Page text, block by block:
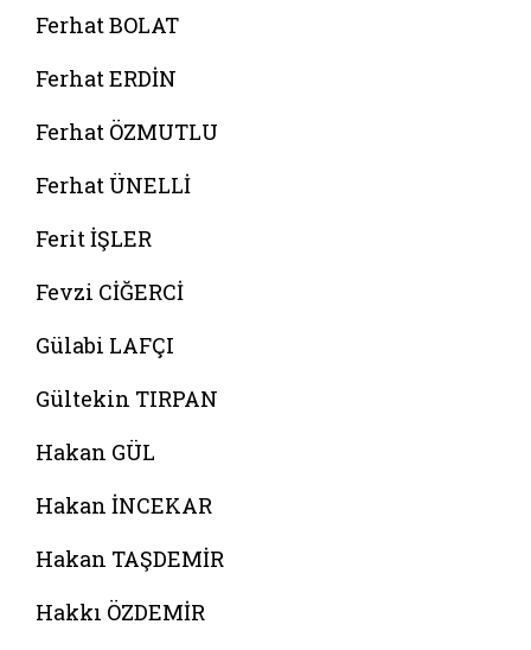
Ferhat BOLAT
Ferhat ERDİN
Ferhat ÖZMUTLU
Ferhat ÜNELLİ
Ferit İŞLER
Fevzi CİĞERCİ
Gülabi LAFÇI
Gültekin TIRPAN
Hakan GÜL
Hakan İNCEKAR
Hakan TAŞDEMİR
Hakkı ÖZDEMİR